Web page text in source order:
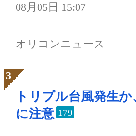
08月05日 15:07
オリコンニュース
トリプル台風発生
に注意 179